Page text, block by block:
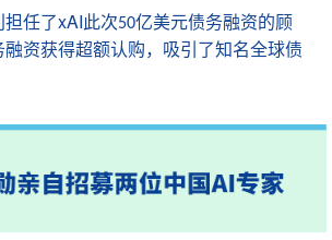
任了xAI此次50亿美元债务融资的顾
资获得超额认购，吸引了知名全球债